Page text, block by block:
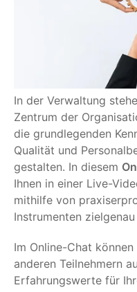
In der Verwaltung
Zentrum der
die grundlegenden
Qualität und
gestalten. In diesem
Ihnen in einer Live-
mithilfe von
Instrumenten
Im Online-Chat
anderen Teilnehmern
Erfahrungswerte für